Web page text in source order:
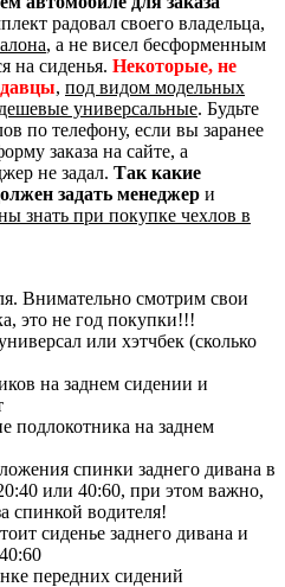
радовал своего владельца,
, а не висел бесформенным
на сиденья. Некоторые, не
, под видом модельных
универсальные. Будьте
по телефону, если вы заранее
заказа на сайте, а
не задал. Так какие
задать менеджер и
знать при покупке чехлов в
Внимательно смотрим свои
это не год покупки!!!
или хэтчбек (сколько
на заднем сидении и
подлокотника на заднем
спинки заднего дивана в
или 40:60, при этом важно,
спинкой водителя!
сиденье заднего дивана и
передних сидений